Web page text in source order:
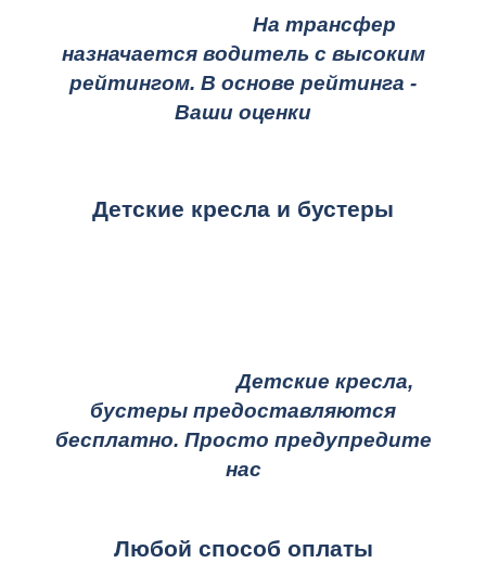
На трансфер
назначается водитель с высоким
рейтингом. В основе рейтинга -
Ваши оценки
Детские кресла и бустеры
Детские кресла,
бустеры предоставляются
бесплатно. Просто предупредите
нас
Любой способ оплаты